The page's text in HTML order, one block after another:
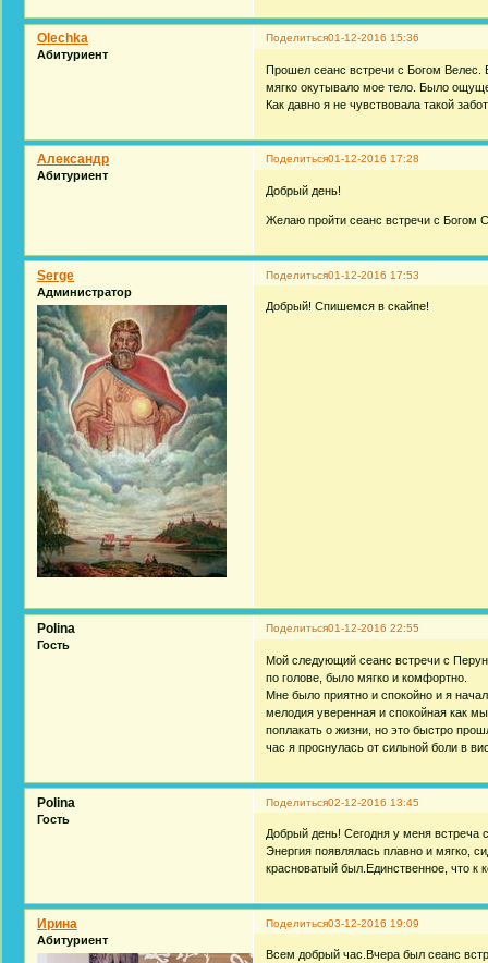
Поделиться01-12-2016 15:36
Olechka
Абитуриент
Прошел сеанс встречи с Богом Велес.
мягко окутывало мое тело. Было
Как давно я не чувствовала такой
Поделиться01-12-2016 17:28
Александр
Абитуриент
Добрый день!
Желаю пройти сеанс встречи с Богом
Поделиться01-12-2016 17:53
Serge
Администратор
Добрый! Спишемся в скайпе!
Поделиться01-12-2016 22:55
Polina
Гость
Мой следующий сеанс встречи с
по голове, было мягко и комфортно.
Мне было приятно и спокойно и я
мелодия уверенная и спокойная как
поплакать о жизни, но это быстро
час я проснулась от сильной боли в
Поделиться02-12-2016 13:45
Polina
Гость
Добрый день! Сегодня у меня
Энергия появлялась плавно и мягко,
красноватый был.Единственное, что к
Поделиться03-12-2016 19:09
Ирина
Абитуриент
Всем добрый час.Вчера был сеанс